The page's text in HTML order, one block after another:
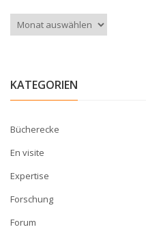
Archiv
KATEGORIEN
Bücherecke
En visite
Expertise
Forschung
Forum